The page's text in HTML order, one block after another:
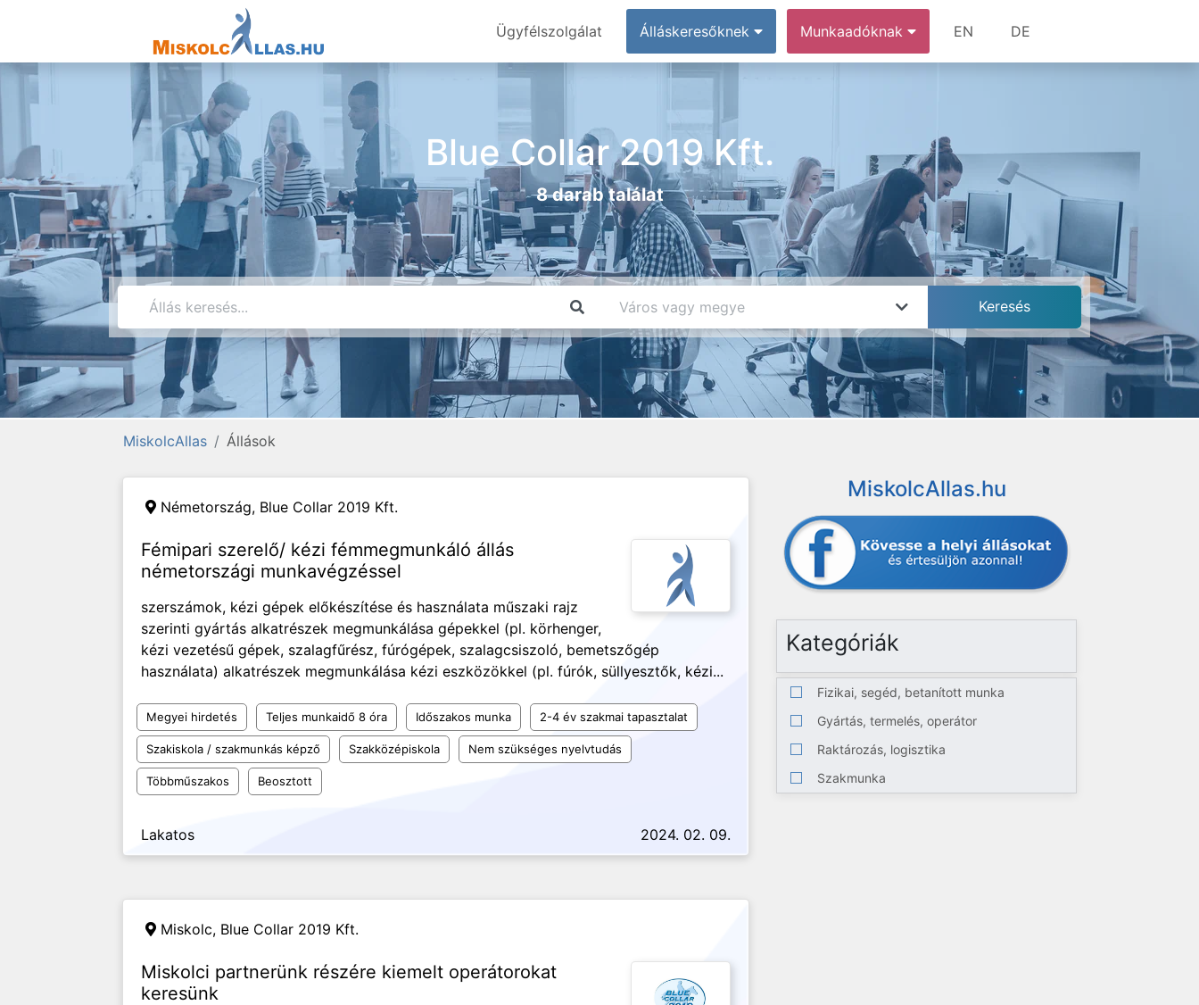
Ügyfélszolgálat Álláskeresőknek Munkaadóknak EN DE
Blue Collar 2019 Kft.
8 darab találat
MiskolcAllas Állások
Németország, Blue Collar 2019 Kft.
Fémipari szerelő/ kézi fémmegmunkáló állás
németországi munkavégzéssel
szerszámok, kézi gépek előkészítése és használata műszaki rajz
szerinti gyártás alkatrészek megmunkálása gépekkel (pl. körhenger,
kézi vezetésű gépek, szalagfűrész, fúrógépek, szalagcsiszoló, bemetszőgép
használata) alkatrészek megmunkálása kézi eszközökkel (pl. fúrók, süllyesztők, kézi...
Megyei hirdetés Teljes munkaidő 8 óra Időszakos munka 2-4 év szakmai tapasztalat
Szakiskola / szakmunkás képző Szakközépiskola Nem szükséges nyelvtudás
Többműszakos Beosztott
Lakatos 2024. 02. 09.
Miskolc, Blue Collar 2019 Kft.
Miskolci partnerünk részére kiemelt operátorokat
keresünk
MiskolcAllas.hu
Kategóriák
Fizikai, segéd, betanított munka
Gyártás, termelés, operátor
Raktározás, logisztika
Szakmunka